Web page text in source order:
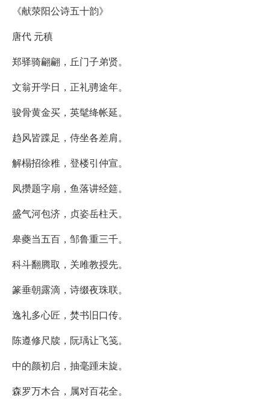
《献荥阳公诗五十韵》
唐代 元稹
郑驿骑翩翩，丘门子弟贤。
文翁开学日，正礼骋途年。
骏骨黄金买，英髦绛帐延。
趋风皆蹀足，侍坐各差肩。
解榻招徐稚，登楼引仲宣。
凤攒题字扇，鱼落讲经筵。
盛气河包济，贞姿岳柱天。
皋夔当五百，邹鲁重三千。
科斗翻腾取，关雎教授先。
篆垂朝露滴，诗缀夜珠联。
逸礼多心匠，焚书旧口传。
陈遵修尺牍，阮瑀让飞笺。
中的颜初启，抽毫踵未旋。
森罗万木合，属对百花全。